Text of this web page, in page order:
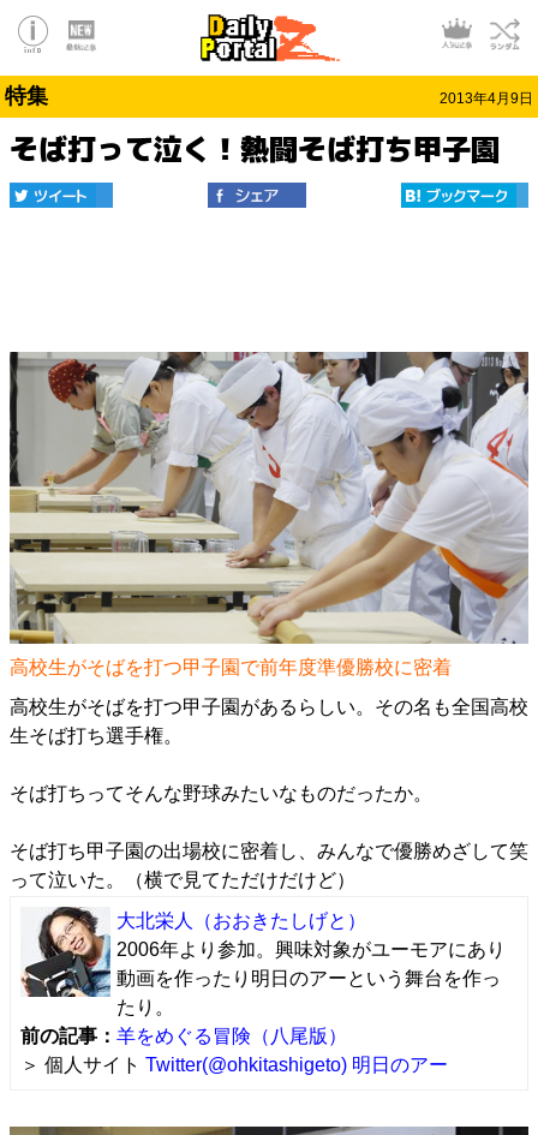
特集 2013年4月9日
そば打って泣く！熱闘そば打ち甲子園
高校生がそばを打つ甲子園で前年度準優勝校に密着
高校生がそばを打つ甲子園があるらしい。その名も全国高校
生そば打ち選手権。
そば打ちってそんな野球みたいなものだったか。
そば打ち甲子園の出場校に密着し、みんなで優勝めざして笑
って泣いた。（横で見てただけだけど）
大北栄人
（おおきたしげと）
2006年より参加。興味対象がユーモアにあり
動画を作ったり明日のアーという舞台を作っ
たり。
前の記事： 羊をめぐる冒険（八尾版）
＞ 個人サイト Twitter(@ohkitashigeto) 明日のアー